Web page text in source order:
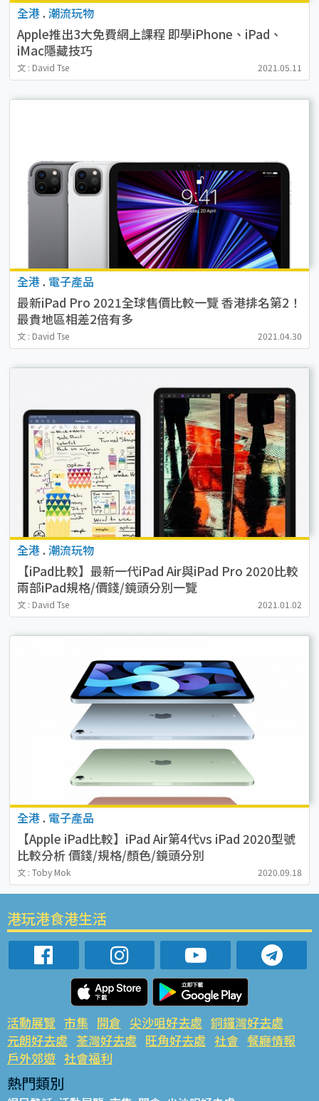
全港 . 潮流玩物
Apple推出3大免費網上課程 即學iPhone、iPad、
iMac隱藏技巧
文 : David Tse 2021.05.11
全港 . 電子產品
最新iPad Pro 2021全球售價比較一覽 香港排名第2！
最貴地區相差2倍有多
文 : David Tse 2021.04.30
全港 . 潮流玩物
【iPad比較】最新一代iPad Air與iPad Pro 2020比較
兩部iPad規格/價錢/鏡頭分別一覽
文 : David Tse 2021.01.02
全港 . 電子產品
【Apple iPad比較】iPad Air第4代vs iPad 2020型號
比較分析 價錢/規格/顏色/鏡頭分別
文 : Toby Mok 2020.09.18
港玩港食港生活
活動展覽 市集 開倉 尖沙咀好去處 銅鑼灣好去處
元朗好去處 荃灣好去處 旺角好去處 社會 餐廳情報
戶外郊遊 社會福利
熱門類別